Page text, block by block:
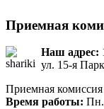
Приемная
Наш адрес:
ул. 15-я
Приемная комиссия
Время работы: